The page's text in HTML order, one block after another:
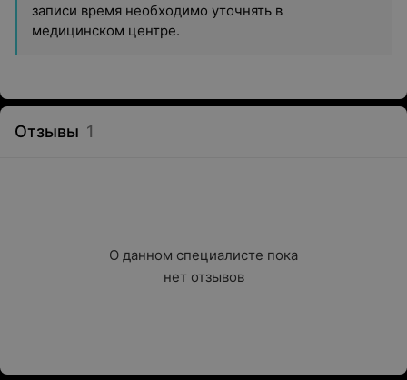
записи время необходимо уточнять в
медицинском центре.
Отзывы 1
О данном специалисте пока
нет отзывов